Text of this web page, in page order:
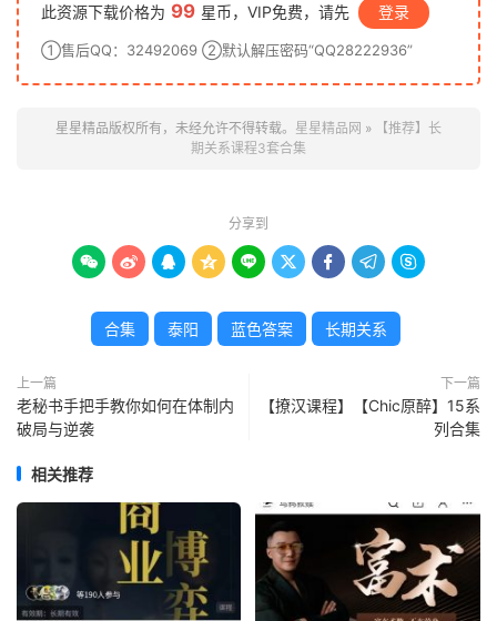
此资源下载价格为 99 星币，VIP免费，请先 登录
①售后QQ：32492069 ②默认解压密码“QQ28222936”
星星精品版权所有，未经允许不得转载。 星星精品网 »
【推荐】长
期关系课程3套合集
分享到
        
合集 泰阳 蓝色答案 长期关系
上一篇
老秘书手把手教你如何在体制内
破局与逆袭
下一篇
【撩汉课程】【Chic原醉】15系
列合集
相关推荐